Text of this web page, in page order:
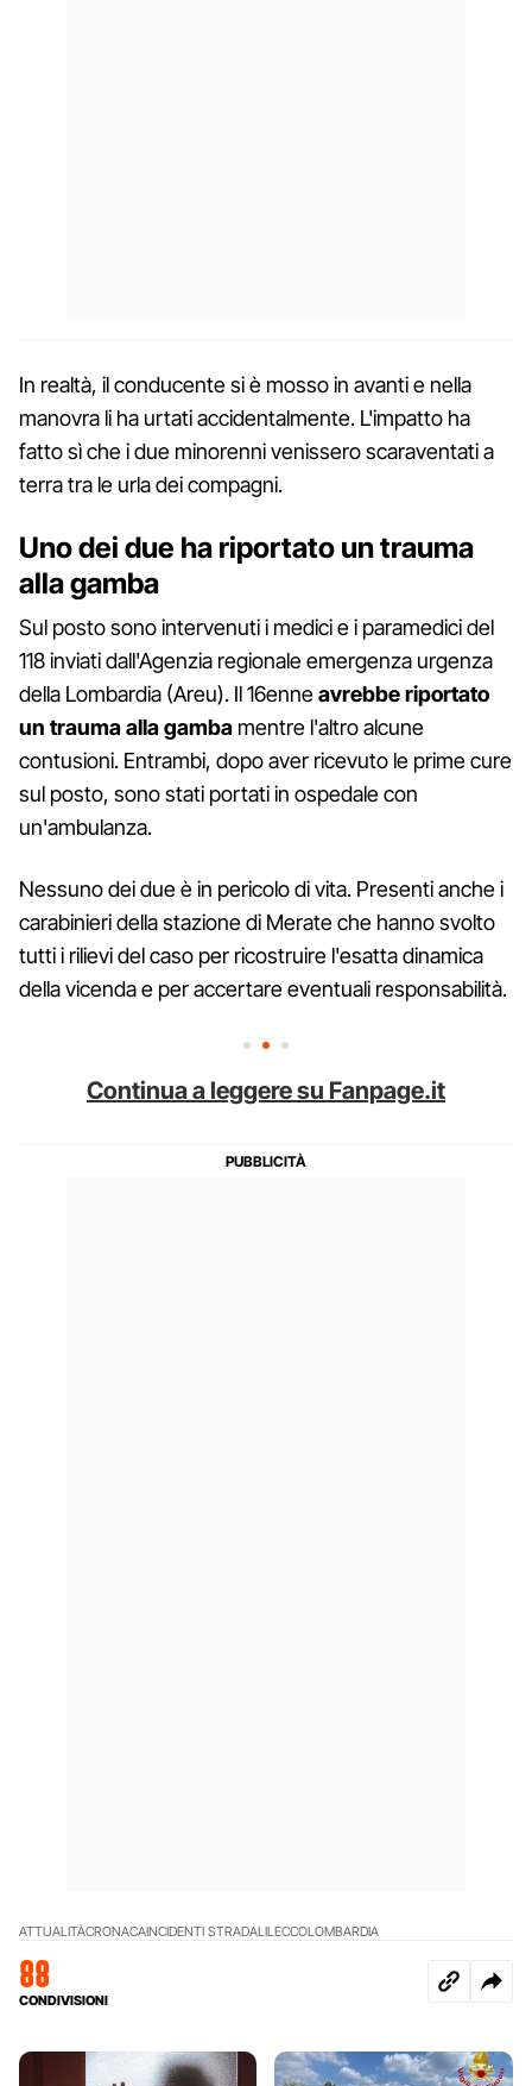
In realtà, il conducente si è mosso in avanti e nella
manovra li ha urtati accidentalmente. L'impatto ha
fatto sì che i due minorenni venissero scaraventati a
terra tra le urla dei compagni.
Uno dei due ha riportato un trauma
alla gamba
Sul posto sono intervenuti i medici e i paramedici del
118 inviati dall'Agenzia regionale emergenza urgenza
della Lombardia (Areu). Il 16enneavrebbe riportato
un trauma alla gamba mentre l'altro alcune
contusioni. Entrambi, dopo aver ricevuto le prime cure
sul posto, sono stati portati in ospedale con
un'ambulanza.
Nessuno dei due è in pericolo di vita. Presenti anche i
carabinieri della stazione di Merate che hanno svolto
tutti i rilievi del caso per ricostruire l'esatta dinamica
della vicenda e per accertare eventuali responsabilità.
Continua a leggere su Fanpage.it
ATTUALITÀCRONACAINCIDENTI STRADALILECCOLOMBARDIA
88
CONDIVISIONI